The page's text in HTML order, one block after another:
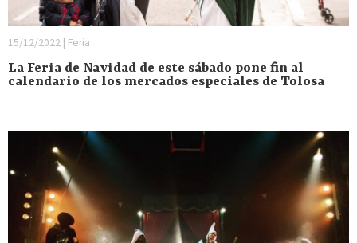
15/12/2022 | Feria
La Feria de Navidad de este sábado pone fin al
calendario de los mercados especiales de Tolosa